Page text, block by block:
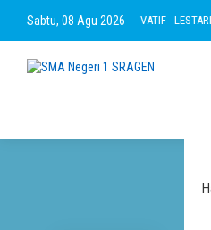
Sabtu, 08 Agu 2026
BERTAKWA - RAMAH - INOVATIF - LESTARI